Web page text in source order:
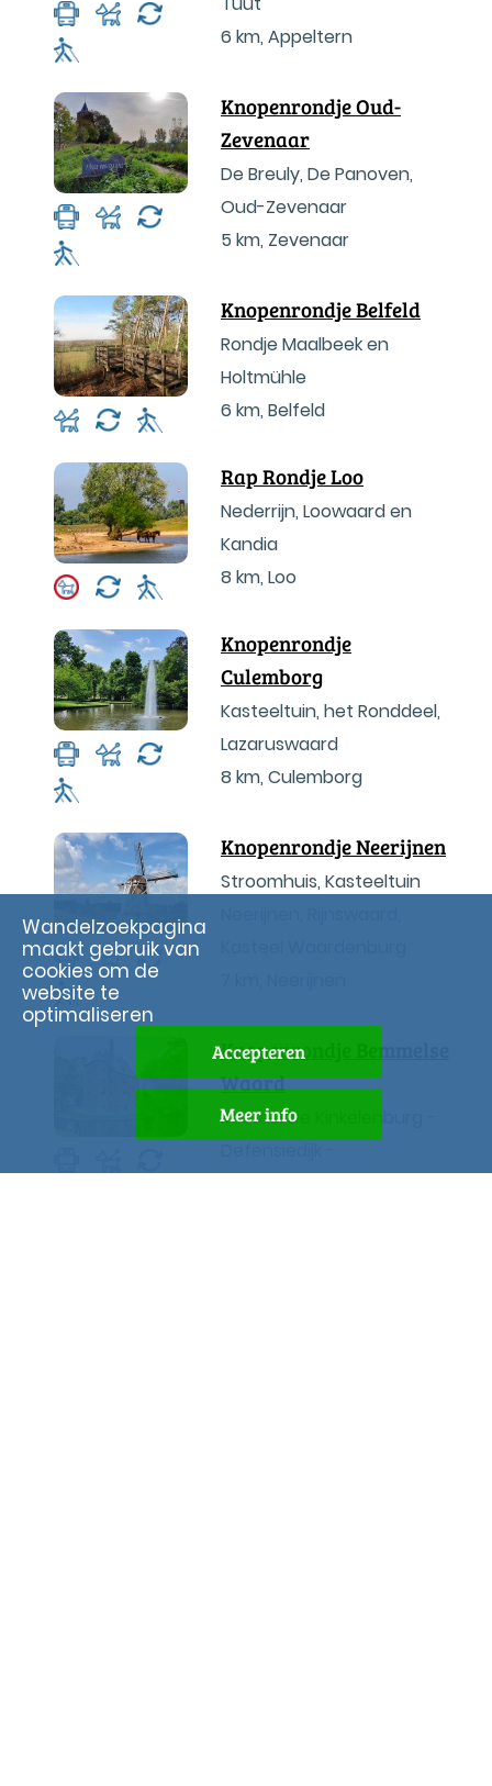
6 km, Appeltern
Knopenrondje Oud-
Zevenaar
De Breuly, De Panoven,
Oud-Zevenaar
5 km, Zevenaar
Knopenrondje Belfeld
Rondje Maalbeek en
Holtmühle
6 km, Belfeld
Rap Rondje Loo
Nederrijn, Loowaard en
Kandia
8 km, Loo
Knopenrondje
Culemborg
Kasteeltuin, het Ronddeel,
Lazaruswaard
8 km, Culemborg
Knopenrondje Neerijnen
Stroomhuis, Kasteeltuin
Knopenrondje Bemmelse
Waard
Kasteel De Kinkelenburg -
Wandelzoekpagina
maakt gebruik van
cookies om de
website te
optimaliseren
Accepteren
Meer info